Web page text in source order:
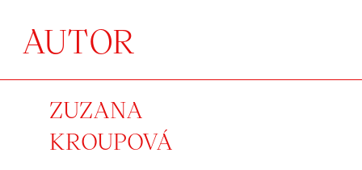
AUTOR
ZUZANA
KROUPOVÁ